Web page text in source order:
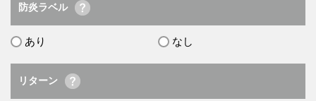
防炎ラベル
あり なし
リターン